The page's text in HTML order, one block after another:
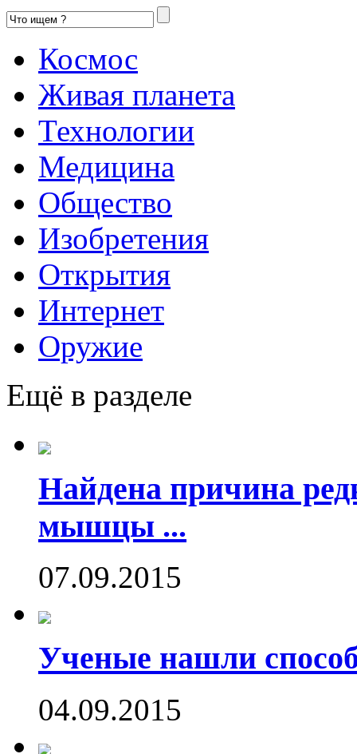
Космос
Живая планета
Технологии
Медицина
Общество
Изобретения
Открытия
Интернет
Оружие
Ещё в разделе
Найдена причина
мышцы ...
07.09.2015
Ученые нашли
04.09.2015